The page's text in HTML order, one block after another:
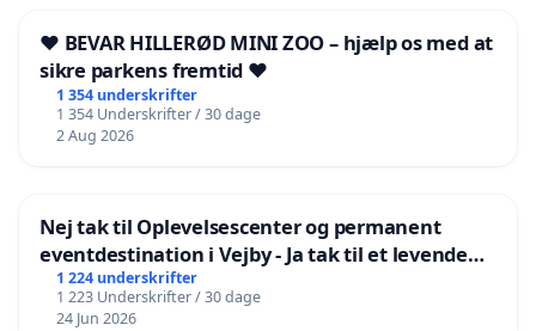
❤️ BEVAR HILLERØD MINI ZOO – hjælp os med at
sikre parkens fremtid ❤️
1 354 underskrifter
1 354 Underskrifter / 30 dage
2 Aug 2026
Nej tak til Oplevelsescenter og permanent
eventdestination i Vejby - Ja tak til et levende
lokalområde i balance
1 224 underskrifter
1 223 Underskrifter / 30 dage
24 Jun 2026